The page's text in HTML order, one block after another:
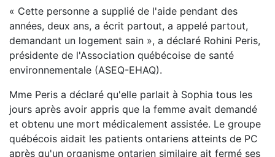
« Cette personne a supplié de l'aide pendant des
années, deux ans, a écrit partout, a appelé partout,
demandant un logement sain », a déclaré Rohini Peris,
présidente de l'Association québécoise de santé
environnementale (ASEQ-EHAQ).
Mme Peris a déclaré qu'elle parlait à Sophia tous les
jours après avoir appris que la femme avait demandé
et obtenu une mort médicalement assistée. Le groupe
québécois aidait les patients ontariens atteints de PC
après qu'un organisme ontarien similaire ait fermé ses